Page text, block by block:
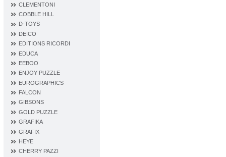
CLEMENTONI
COBBLE HILL
D‐TOYS
DEICO
EDITIONS RICORDI
EDUCA
EEBOO
ENJOY PUZZLE
EUROGRAPHICS
FALCON
GIBSONS
GOLD PUZZLE
GRAFIKA
GRAFIX
HEYE
CHERRY PAZZI